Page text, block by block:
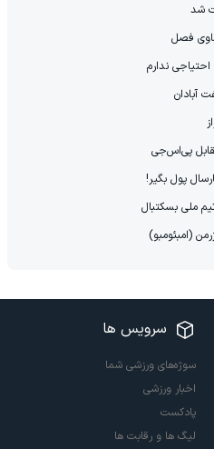
شد
ندارم
آبادان
پی‌اس‌جی
پول بگیر!
ملی بسکتبال
(امبئومبو)
سرویس ها
سوژه‌های ورزشی شما
اخبار ورزشی
پادکست
لیگ ها و رقابت ها